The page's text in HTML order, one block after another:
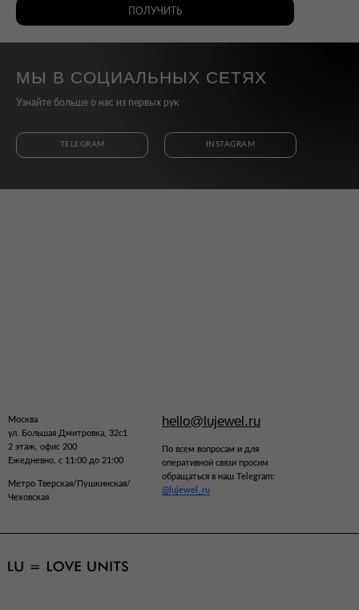
ПОЛУЧИТЬ
МЫ В СОЦИАЛЬНЫХ СЕТЯХ
Узнайте больше о нас из первых рук
TELEGRAM INSTAGRAM
По всем вопросам и для
оперативной связи просим
обращаться в наш Telegram:
@lujewel_ru
Москва
ул. Большая Дмитровка, 32с1
2 этаж, офис 200
Ежедневно, с 11:00 до 21:00
hello@lujewel.ru
Метро Тверская/Пушкинская/
Чеховская